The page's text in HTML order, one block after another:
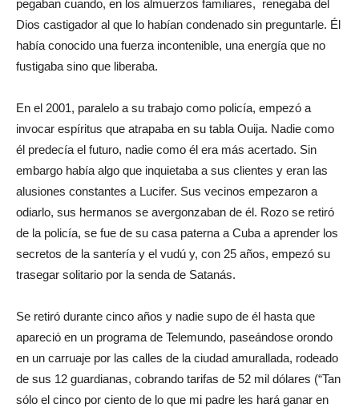
pegaban cuando, en los almuerzos familiares, renegaba del
Dios castigador al que lo habían condenado sin preguntarle. Él
había conocido una fuerza incontenible, una energía que no
fustigaba sino que liberaba.
En el 2001, paralelo a su trabajo como policía, empezó a
invocar espíritus que atrapaba en su tabla Ouija. Nadie como
él predecía el futuro, nadie como él era más acertado. Sin
embargo había algo que inquietaba a sus clientes y eran las
alusiones constantes a Lucifer. Sus vecinos empezaron a
odiarlo, sus hermanos se avergonzaban de él. Rozo se retiró
de la policía, se fue de su casa paterna a Cuba a aprender los
secretos de la santería y el vudú y, con 25 años, empezó su
trasegar solitario por la senda de Satanás.
Se retiró durante cinco años y nadie supo de él hasta que
apareció en un programa de Telemundo, paseándose orondo
en un carruaje por las calles de la ciudad amurallada, rodeado
de sus 12 guardianas, cobrando tarifas de 52 mil dólares (“Tan
sólo el cinco por ciento de lo que mi padre les hará ganar en